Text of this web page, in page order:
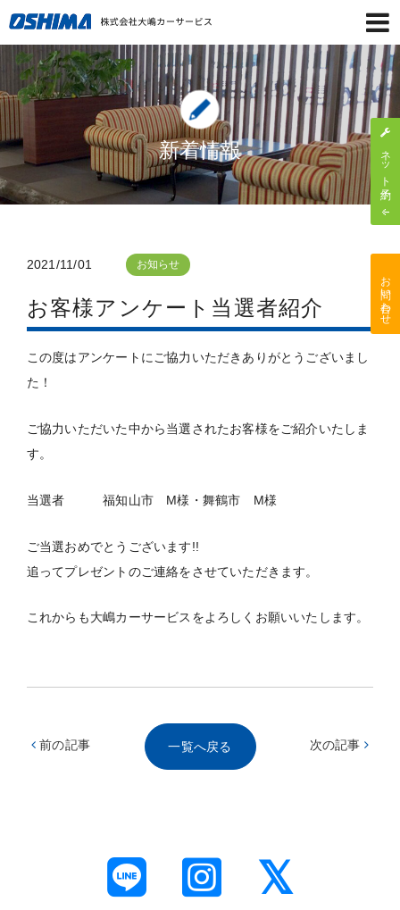
新着情報
2021/11/01 お知らせ
お客様アンケート当選者紹介
この度はアンケートにご協力いただきありがとうございまし
た！
ご協力いただいた中から当選されたお客様をご紹介いたしま
す。
当選者 福知山市 M様・舞鶴市 M様
ご当選おめでとうございます!!
追ってプレゼントのご連絡をさせていただきます。
これからも大嶋カーサービスをよろしくお願いいたします。
一覧へ戻る
前の記事 次の記事
ネット予約
お問い合わせ